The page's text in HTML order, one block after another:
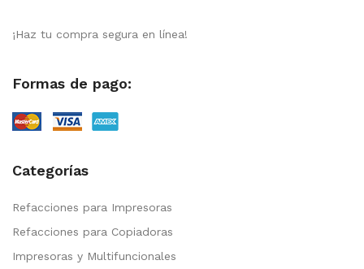
¡Haz tu compra segura en línea!
Formas de pago:
Categorías
Refacciones para Impresoras
Refacciones para Copiadoras
Impresoras y Multifuncionales